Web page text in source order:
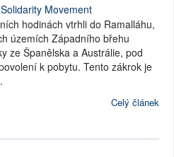
Movement
hodinách vtrhli do Ramalláhu,
územích Západního břehu
ze Španělska a Austrálie, pod
k pobytu. Tento zákrok je
Celý článek